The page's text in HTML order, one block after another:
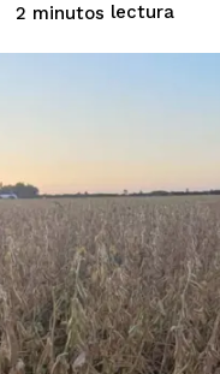
2 minutos lectura